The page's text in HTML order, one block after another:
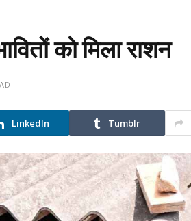
को मिला राशन
LinkedIn Tumblr